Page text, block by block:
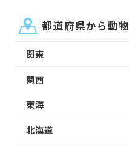
都道府県から動
関東
関西
東海
北海道